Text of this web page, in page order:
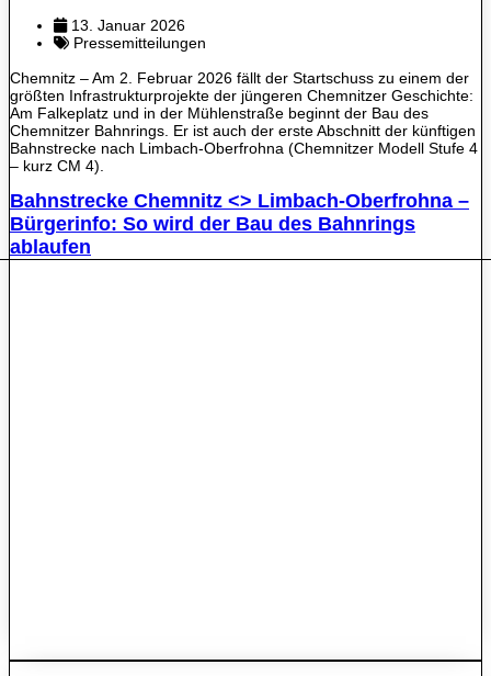
13. Januar 2026
Pressemitteilungen
Chemnitz – Am 2. Februar 2026 fällt der Startschuss zu einem der
größten Infrastrukturprojekte der jüngeren Chemnitzer Geschichte:
Am Falkeplatz und in der Mühlenstraße beginnt der Bau des
Chemnitzer Bahnrings. Er ist auch der erste Abschnitt der künftigen
Bahnstrecke nach Limbach-Oberfrohna (Chemnitzer Modell Stufe 4
– kurz CM 4).
Bahnstrecke Chemnitz <> Limbach-Oberfrohna –
Bürgerinfo: So wird der Bau des Bahnrings
ablaufen